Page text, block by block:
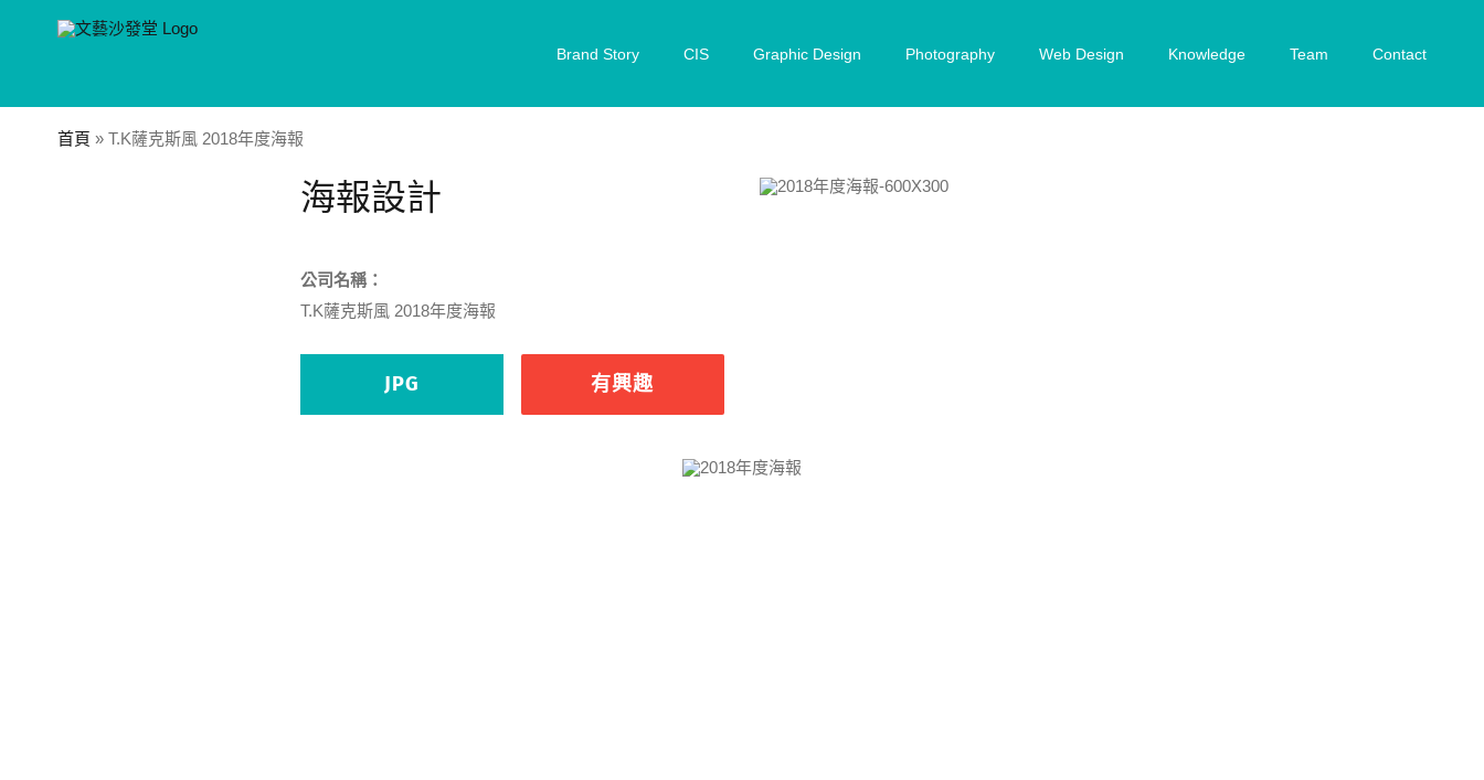
Brand Story CIS Graphic Design Photography Web Design Knowledge Team Contact
首頁 » T.K薩克斯風 2018年度海報
海報設計
公司名稱：
T.K薩克斯風 2018年度海報
JPG 有興趣